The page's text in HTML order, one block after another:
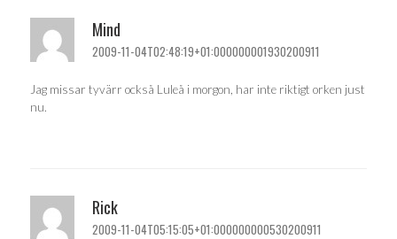
Mind
2009-11-04T02:48:19+01:000000001930200911
Jag missar tyvärr också Luleå i morgon, har inte riktigt orken just
nu.
Rick
2009-11-04T05:15:05+01:000000000530200911